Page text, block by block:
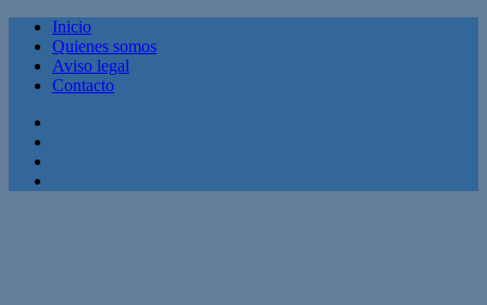
Inicio
Quienes somos
Aviso legal
Contacto